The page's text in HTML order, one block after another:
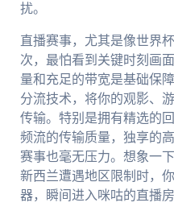
扰。
直播赛事，尤其是像世界
次，最怕看到关键时刻画
量和充足的带宽是基础保
分流技术，将你的观影、
传输。特别是拥有精选的
频流的传输质量，独享的
赛事也毫无压力。想象一
新西兰遭遇地区限制时，
器，瞬间进入咪咕的直播